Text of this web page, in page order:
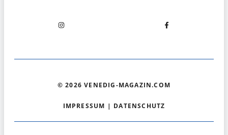
© 2026 VENEDIG-MAGAZIN.COM
IMPRESSUM | DATENSCHUTZ